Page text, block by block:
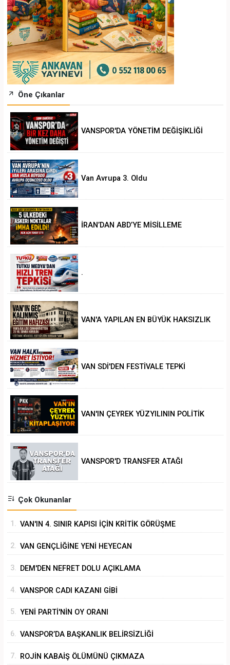
Öne Çıkanlar
VANSPOR'DA YÖNETİM DEĞİŞİKLİĞİ
Van Avrupa 3. Oldu
İRAN’DAN ABD’YE MİSİLLEME
.
VAN'A YAPILAN EN BÜYÜK HAKSIZLIK
VAN SDİ'DEN FESTİVALE TEPKİ
VAN'IN ÇEYREK YÜZYILININ POLİTİK
VANSPOR'D TRANSFER ATAĞI
Çok Okunanlar
1. VAN'IN 4. SINIR KAPISI İÇİN KRİTİK GÖRÜŞME
2. VAN GENÇLİĞİNE YENİ HEYECAN
3. DEM'DEN NEFRET DOLU AÇIKLAMA
4. VANSPOR CADI KAZANI GİBİ
5. YENİ PARTİ'NİN OY ORANI
6. VANSPOR’DA BAŞKANLIK BELİRSİZLİĞİ
7. ROJİN KABAİŞ ÖLÜMÜNÜ ÇIKMAZA